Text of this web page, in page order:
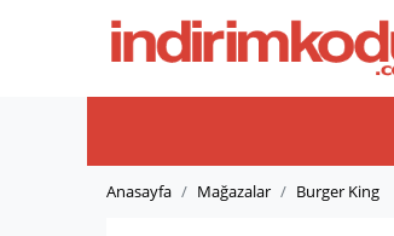
Anasayfa Mağazalar Burger King